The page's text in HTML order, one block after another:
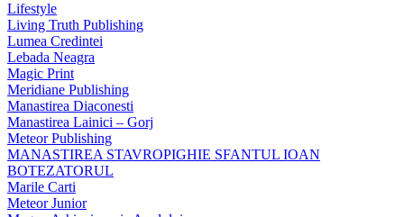
Lifestyle
Living Truth Publishing
Lumea Credintei
Lebada Neagra
Magic Print
Meridiane Publishing
Manastirea Diaconesti
Manastirea Lainici – Gorj
Meteor Publishing
MANASTIREA STAVROPIGHIE SFANTUL IOAN
BOTEZATORUL
Marile Carti
Meteor Junior